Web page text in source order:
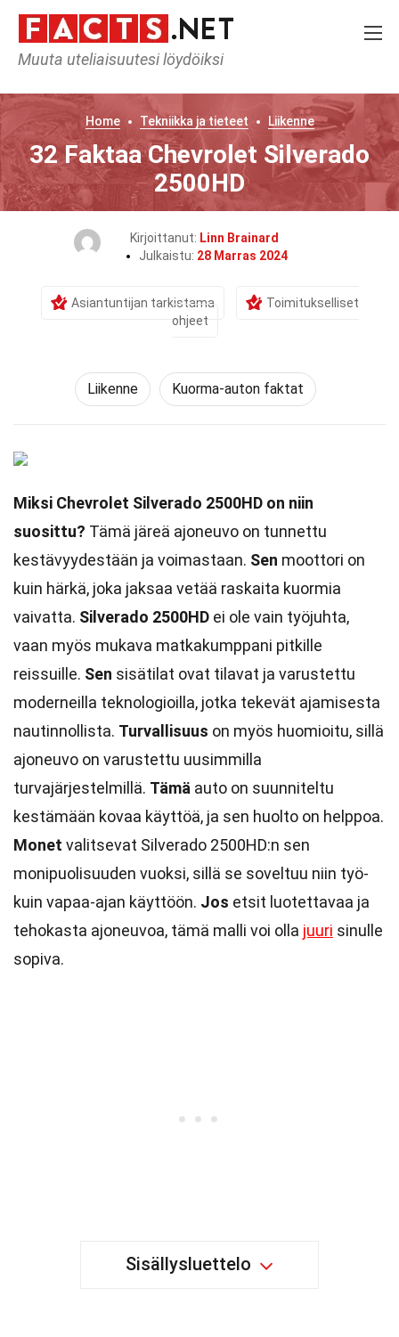
Muuta uteliaisuutesi löydöiksi
Home Tekniikka ja tieteet Liikenne
32 Faktaa Chevrolet Silverado
2500HD
Kirjoittanut: Linn Brainard
Julkaistu: 28 Marras 2024
Asiantuntijan tarkistama
Toimitukselliset
ohjeet
Liikenne Kuorma-auton faktat
Miksi Chevrolet Silverado 2500HD on niin
suosittu? Tämä järeä ajoneuvo on tunnettu
kestävyydestään ja voimastaan. Sen moottori on
kuin härkä, joka jaksaa vetää raskaita kuormia
vaivatta. Silverado 2500HD ei ole vain työjuhta,
vaan myös mukava matkakumppani pitkille
reissuille. Sen sisätilat ovat tilavat ja varustettu
moderneilla teknologioilla, jotka tekevät ajamisesta
nautinnollista. Turvallisuus on myös huomioitu, sillä
ajoneuvo on varustettu uusimmilla
turvajärjestelmillä. Tämä auto on suunniteltu
kestämään kovaa käyttöä, ja sen huolto on helppoa.
Monet valitsevat Silverado 2500HD:n sen
monipuolisuuden vuoksi, sillä se soveltuu niin työ-
kuin vapaa-ajan käyttöön. Jos etsit luotettavaa ja
tehokasta ajoneuvoa, tämä malli voi olla juuri sinulle
sopiva.
Sisällysluettelo